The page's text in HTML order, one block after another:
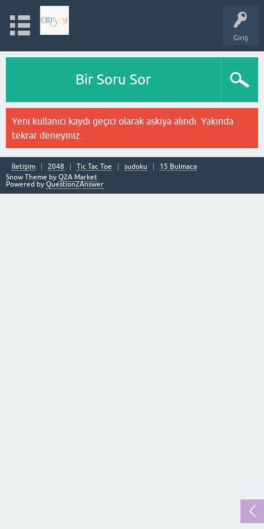
Giriş
Bir Soru Sor
Yeni kullanıcı kaydı geçici olarak askıya alındı. Yakında
tekrar deneyiniz.
İletişim 2048 Tic Tac Toe sudoku
15 Bulmaca
Snow Theme by Q2A Market
Powered by Question2Answer